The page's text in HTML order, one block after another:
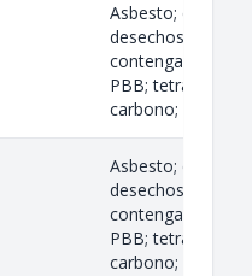
Asbesto; criolita;
desechos de
contengan PCB;
PBB; tetracloruro
carbono; ciertos...
Asbesto; criolita;
desechos de
contengan PCB;
PBB; tetracloruro
carbono; ciertos...